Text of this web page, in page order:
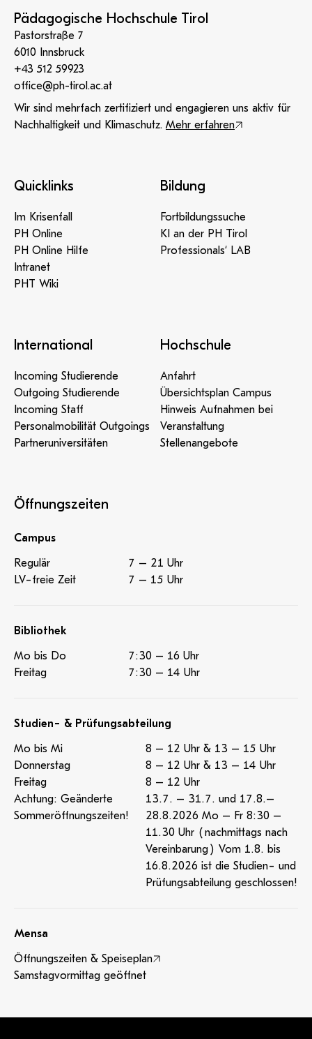
Pädagogische Hochschule Tirol
Pastorstraße 7
6010 Innsbruck
+43 512 59923
office@ph-tirol.ac.at
Wir sind mehrfach zertifiziert und engagieren uns aktiv für
Nachhaltigkeit und Klimaschutz. Mehr erfahren
Quicklinks
Im Krisenfall
PH Online
PH Online Hilfe
Intranet
PHT Wiki
Bildung
Fortbildungssuche
KI an der PH Tirol
Professionals‘ LAB
International
Incoming Studierende
Outgoing Studierende
Incoming Staff
Personalmobilität Outgoings
Partneruniversitäten
Hochschule
Anfahrt
Übersichtsplan Campus
Hinweis Aufnahmen bei
Veranstaltung
Stellenangebote
Öffnungszeiten
Campus
Regulär
7 – 21 Uhr
LV-freie Zeit
7 – 15 Uhr
Bibliothek
Mo bis Do
7:30 – 16 Uhr
Freitag
7:30 – 14 Uhr
Studien- & Prüfungsabteilung
Mo bis Mi
8 – 12 Uhr & 13 – 15 Uhr
Donnerstag
8 – 12 Uhr & 13 – 14 Uhr
Freitag
8 – 12 Uhr
Achtung: Geänderte
Sommeröffnungszeiten!
13.7. – 31.7. und 17.8.–
28.8.2026 Mo – Fr 8:30 –
11.30 Uhr (nachmittags nach
Vereinbarung) Vom 1.8. bis
16.8.2026 ist die Studien- und
Prüfungsabteilung geschlossen!
Mensa
Öffnungszeiten & Speiseplan
Samstagvormittag geöffnet